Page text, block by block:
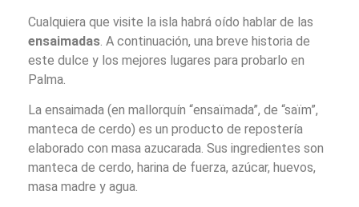
Cualquiera que visite la isla habrá oído hablar de las
ensaimadas. A continuación, una breve historia de
este dulce y los mejores lugares para probarlo en
Palma.
La ensaimada (en mallorquín “ensaïmada”, de “saïm”,
manteca de cerdo) es un producto de repostería
elaborado con masa azucarada. Sus ingredientes son
manteca de cerdo, harina de fuerza, azúcar, huevos,
masa madre y agua.